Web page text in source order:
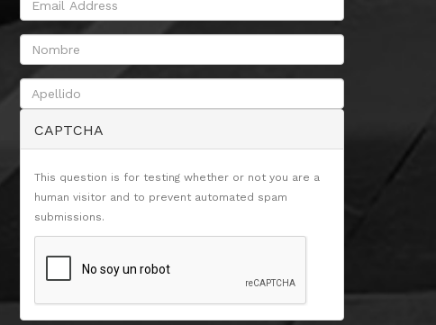
CAPTCHA
This question is for testing whether or not you are a
human visitor and to prevent automated spam
submissions.